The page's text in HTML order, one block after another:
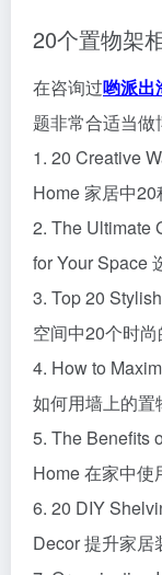
20个置物架
在咨询过哟派出
题非常合适当做
1. 20 Creative
Home 家居中
2. The Ultimate
for Your Space
3. Top 20
空间中20个时
4. How to
如何用墙上的
5. The Benefits
Home 在家中使
6. 20 DIY
Decor 提升家居